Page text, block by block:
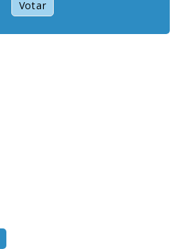
Votar